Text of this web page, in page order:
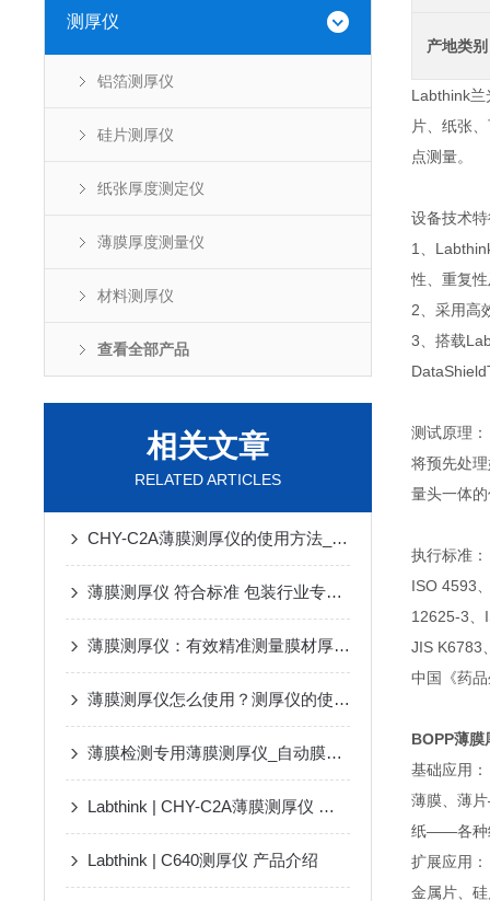
测厚仪
铝箔测厚仪
硅片测厚仪
纸张厚度测定仪
薄膜厚度测量仪
材料测厚仪
查看全部产品
相关文章
RELATED ARTICLES
CHY-C2A薄膜测厚仪的使用方法_Labthink兰光
薄膜测厚仪 符合标准 包装行业专用测厚仪
薄膜测厚仪：有效精准测量膜材厚度 提升产品质量
薄膜测厚仪怎么使用？测厚仪的使用方法
薄膜检测专用薄膜测厚仪_自动膜材厚度测量仪
Labthink | CHY-C2A薄膜测厚仪 产品介绍
Labthink | C640测厚仪 产品介绍
产地类别
Labthink
片、纸张
点测量。
设备技术
1、
性、重复
2、采用高
3、搭载
测试原理：
将预先处
量头一体
执行标准：
ISO 4593
12625-3、
JIS K6783
中国《药
BOPP薄膜
基础应用：
薄膜、薄
纸——各种
扩展应用：
金属片、